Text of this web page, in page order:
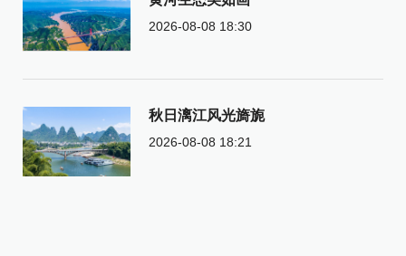
2026-08-08 18:30
秋日漓江风光旖旎
2026-08-08 18:21